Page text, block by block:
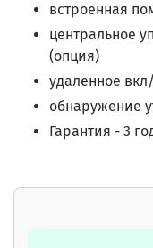
встроенная
центральное
(опция)
удаленное
обнаружение
Гарантия - 3